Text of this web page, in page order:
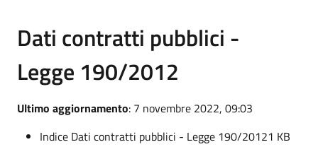
Dati contratti pubblici -
Legge 190/2012
Ultimo aggiornamento: 7 novembre 2022, 09:03
Indice Dati contratti pubblici - Legge 190/20121 KB